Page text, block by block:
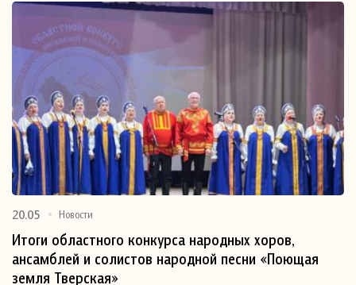
20.05 Новости
Итоги областного конкурса народных хоров,
ансамблей и солистов народной песни «Поющая
земля Тверская»